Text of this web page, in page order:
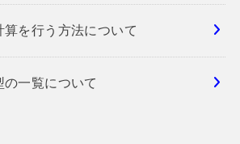
算を行う方法について
の一覧について